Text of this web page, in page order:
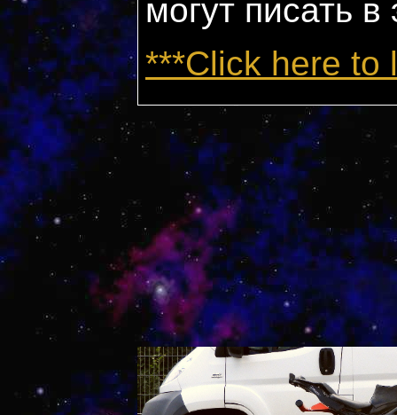
могут писать
***Click here to